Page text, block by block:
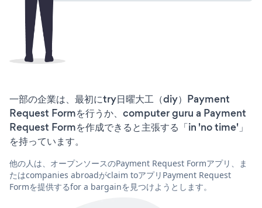
一部の企業は、最初にtry日曜大工（diy）Payment
Request Formを行うか、computer guru a Payment
Request Formを作成できると主張する「in 'no time'」
を持っています。
他の人は、オープンソースのPayment Request Formアプリ、ま
たはcompanies abroadがclaim toアプリPayment Request
Formを提供するfor a bargainを見つけようとします。